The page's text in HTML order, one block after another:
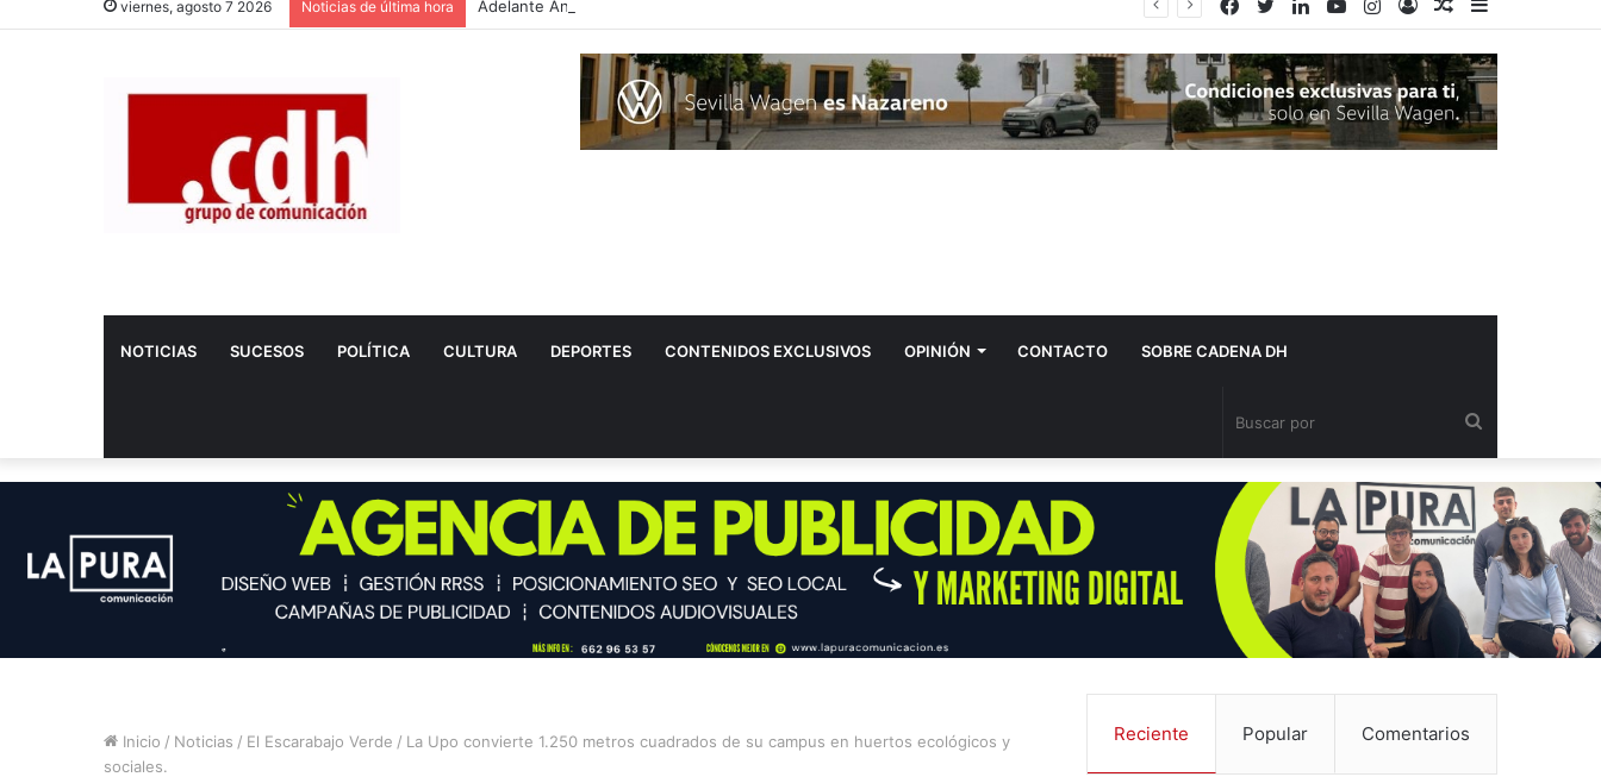
viernes, agosto 7 2026 Noticias de última hora
lateral
Publicación
al
azar
Acceso
Instagram
YouTube
LinkedIn
Twitter
Facebook
NOTICIAS SUCESOS POLÍTICA CULTURA DEPORTES CONTENIDOS EXCLUSIVOS OPINIÓN CONTACTO SOBRE CADENA DH
por
Inicio / Noticias / El Escarabajo Verde / La Upo convierte 1.250 metros cuadrados de su campus en huertos ecológicos y
sociales.
Reciente Popular Comentarios